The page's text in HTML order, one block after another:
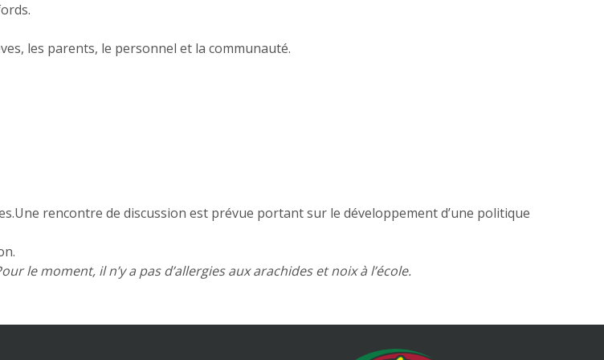
les parents, le personnel et la communauté.
rencontre de discussion est prévue portant sur le développement d’une politique
le moment, il n’y a pas d’allergies aux arachides et noix à l’école.